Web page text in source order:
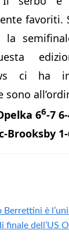
favoriti.
la
ci ha
sono
66-7
Brooksby 1-
è
finale dell’US